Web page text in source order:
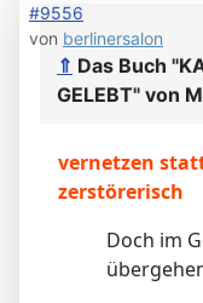
#9556
von berlinersalon
⇑ Das Buch
GELEBT" von
vernetzen
zerstörerisch
Doch im